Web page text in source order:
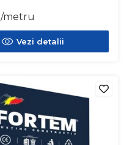
/metru
Vezi detalii